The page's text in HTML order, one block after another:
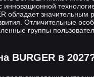
инновационной
обладает
Отличительные
группы
BURGER в